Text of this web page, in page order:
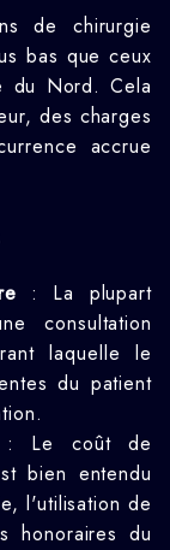
de chirurgie
bas que ceux
du Nord. Cela
des charges
accrue
: La plupart
consultation
laquelle le
du patient
: Le coût de
bien entendu
l'utilisation de
honoraires du